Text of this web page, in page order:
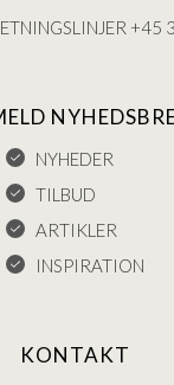
+45
NYHEDER
TILBUD
ARTIKLER
INSPIRATION
KONTAKT